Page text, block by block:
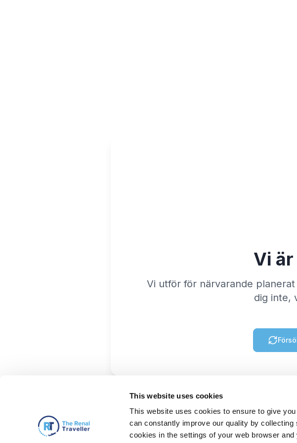
This website uses cookies
This website uses cookies to ensure to give
can constantly improve our quality by
cookies in the settings of your web browser
Vi
Vi utför för närvarande
dig inte,